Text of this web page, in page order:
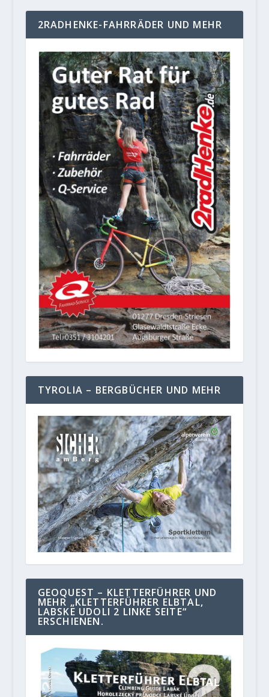
2RADHENKE-FAHRRÄDER UND MEHR
TYROLIA – BERGBÜCHER UND MEHR
GEOQUEST – KLETTERFÜHRER UND
MEHR „KLETTERFÜHRER ELBTAL,
LABSKE UDOLI 2 LINKE SEITE“
ERSCHIENEN.